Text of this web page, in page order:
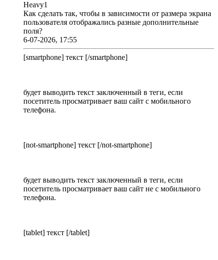
Heavy1
Как сделать так, чтобы в зависимости от размера экрана
пользователя отображались разные дополнительные
поля?
6-07-2026, 17:55
[smartphone] текст [/smartphone]
будет выводить текст заключенный в теги, если
посетитель просматривает ваш сайт с мобильного
телефона.
[not-smartphone] текст [/not-smartphone]
будет выводить текст заключенный в теги, если
посетитель просматривает ваш сайт не с мобильного
телефона.
[tablet] текст [/tablet]